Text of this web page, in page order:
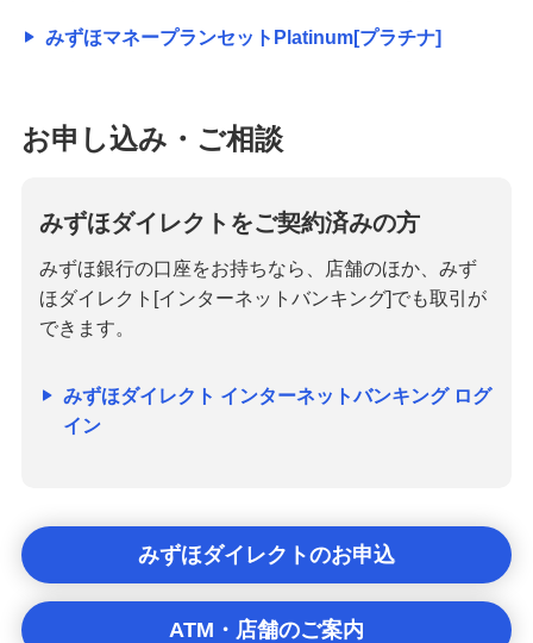
ご検討中のお客さま
NISA・投資信託申込
ライフデザイン・ナビゲーション
資産形成・資産運用セミナー
みずほマネープランセットPlatinum[プラチナ]
お申し込み・ご相談
みずほダイレクトをご契約済みの方
みずほ銀行の口座をお持ちなら、店舗のほか、みず
ほダイレクト[インターネットバンキング]でも取引が
できます。
みずほダイレクト インターネットバンキング ログ
イン
みずほダイレクトのお申込
ATM・店舗のご案内